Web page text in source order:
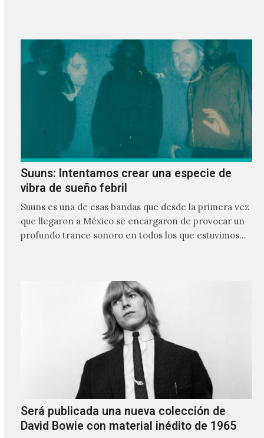
Suuns: Intentamos crear una especie de
vibra de sueño febril
Suuns es una de esas bandas que desde la primera vez
que llegaron a México se encargaron de provocar un
profundo trance sonoro en todos los que estuvimos
Será publicada una nueva colección de
David Bowie con material inédito de 1965